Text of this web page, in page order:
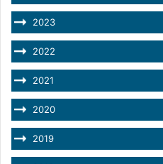
2023
2022
2021
2020
2019